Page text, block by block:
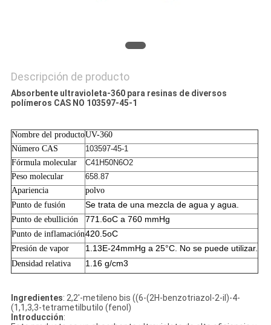
SOLICITAR
UNA
CITA
MAPA
DEL
SITIO
PRIVACY
POLICY
Descripción de producto
Absorbente ultravioleta-360 para resinas de diversos
polímeros CAS NO 103597-45-1
Nombre del productoUV-360
Número CAS
103597-45-1
Fórmula molecular
C41H50N6O2
Peso molecular
658.87
Apariencia
polvo
Punto de fusión
Se trata de una mezcla de agua y agua.
Punto de ebullición 771.6oC a 760 mmHg
Punto de inflamación420.5oC
Presión de vapor 1.13E-24mmHg a 25°C. No se puede utilizar.
Densidad relativa 1.16 g/cm3
Ingredientes: 2,2'-metileno bis ((6-(2H-benzotriazol-2-il)-4-
(1,1,3,3-tetrametilbutilo (fenol)
Introducción: